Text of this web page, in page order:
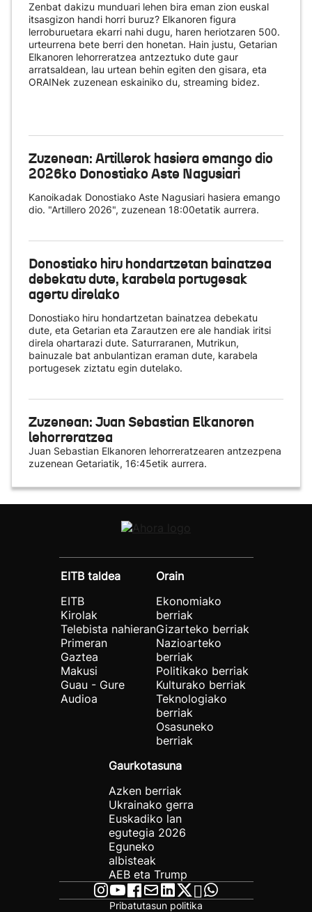
Zenbat dakizu munduari lehen bira eman zion euskal
itsasgizon handi horri buruz? Elkanoren figura
lerroburuetara ekarri nahi dugu, haren heriotzaren 500.
urteurrena bete berri den honetan. Hain justu, Getarian
Elkanoren lehorreratzea antzeztuko dute gaur
arratsaldean, lau urtean behin egiten den gisara, eta
ORAINek zuzenean eskainiko du, streaming bidez.
Zuzenean: Artillerok hasiera emango dio
2026ko Donostiako Aste Nagusiari
Kanoikadak Donostiako Aste Nagusiari hasiera emango
dio. "Artillero 2026", zuzenean 18:00etatik aurrera.
Donostiako hiru hondartzetan bainatzea
debekatu dute, karabela portugesak
agertu direlako
Donostiako hiru hondartzetan bainatzea debekatu
dute, eta Getarian eta Zarautzen ere ale handiak iritsi
direla ohartarazi dute. Saturraranen, Mutrikun,
bainuzale bat anbulantizan eraman dute, karabela
portugesek ziztatu egin dutelako.
Zuzenean: Juan Sebastian Elkanoren
lehorreratzea
Juan Sebastian Elkanoren lehorreratzearen antzezpena
zuzenean Getariatik, 16:45etik aurrera.
EITB taldea
EITB
Kirolak
Telebista nahieran
Primeran
Gaztea
Makusi
Guau - Gure
Audioa
Orain
Ekonomiako
berriak
Gizarteko berriak
Nazioarteko
berriak
Politikako berriak
Kulturako berriak
Teknologiako
berriak
Osasuneko
berriak
Gaurkotasuna
Azken berriak
Ukrainako gerra
Euskadiko lan
egutegia 2026
Eguneko
albisteak
AEB eta Trump
Pribatutasun politika